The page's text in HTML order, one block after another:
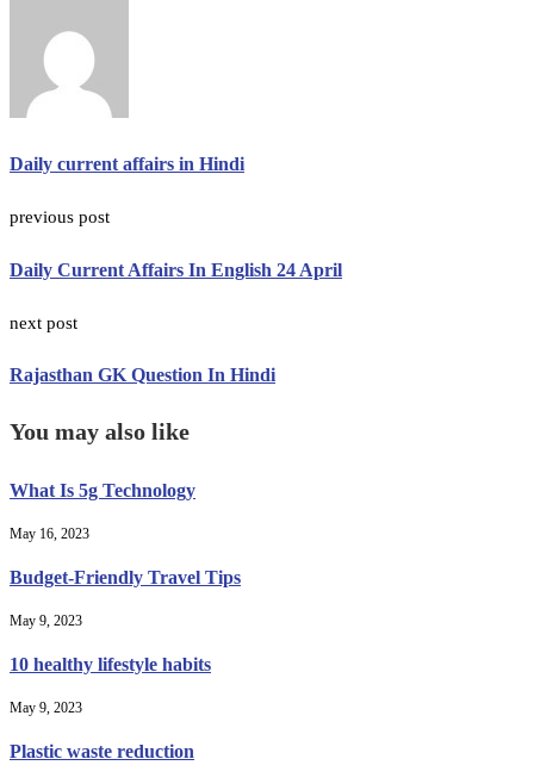
Daily current affairs in Hindi
previous post
Daily Current Affairs In English 24 April
next post
Rajasthan GK Question In Hindi
You may also like
What Is 5g Technology
May 16, 2023
Budget-Friendly Travel Tips
May 9, 2023
10 healthy lifestyle habits
May 9, 2023
Plastic waste reduction